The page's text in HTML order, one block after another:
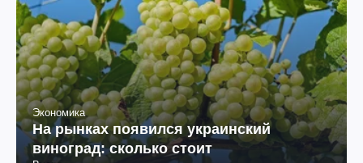
Экономика
На рынках появился украинский
виноград: сколько стоит